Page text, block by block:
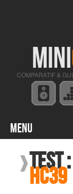
MINI
COMPARATIF &
Menu
Test :
HC39